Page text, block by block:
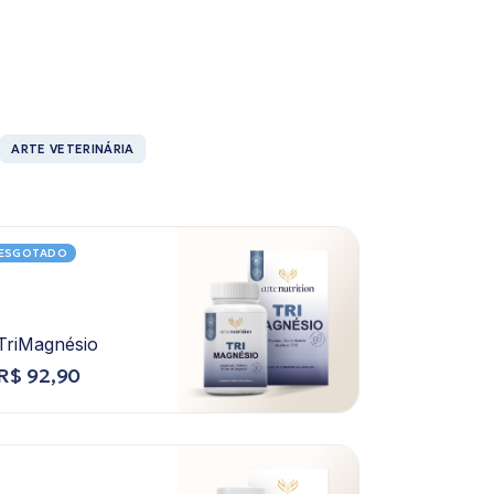
ARTE VETERINÁRIA
92,90